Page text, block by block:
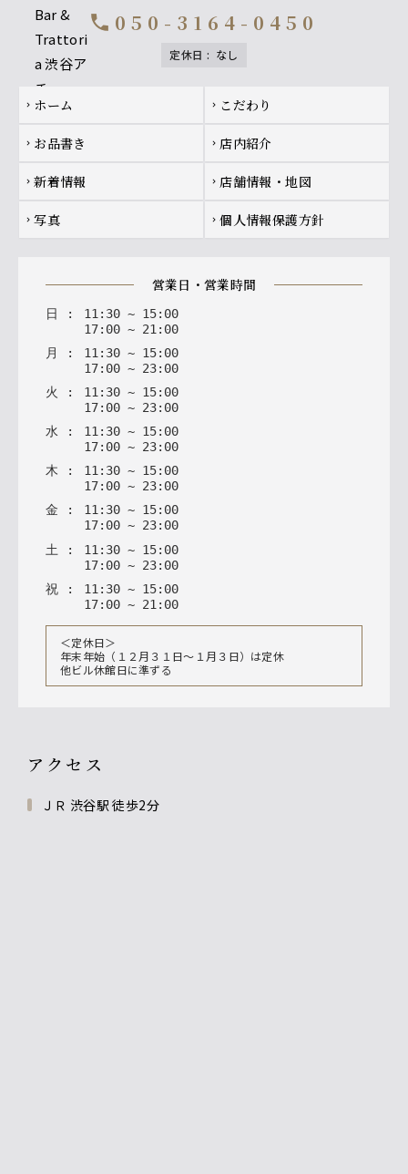
call 050-3164-0450
定休日 : なし
Footer navigation
chevron_right ホーム chevron_right こだわり
chevron_right お品書き chevron_right 店内紹介
chevron_right 新着情報 chevron_right 店舗情報・地図
chevron_right 写真 chevron_right 個人情報保護方針
営業日・営業時間
日 : 11 : 30 ~ 15: 00
17: 00 ~ 21 : 00
月
: 11 : 30 ~ 15: 00
17: 00 ~ 23: 00
火
: 11 : 30 ~ 15: 00
17: 00 ~ 23: 00
水 : 11 : 30 ~ 15: 00
17: 00 ~ 23: 00
木 : 11: 30 ~ 15: 00
17: 00 ~ 23: 00
金 : 11: 30 ~ 15: 00
17: 00 ~ 23: 00
土 : 11 : 30 ~ 15: 00
17: 00 ~ 23: 00
祝 : 11 : 30 ~ 15: 00
17: 00 ~ 21 : 00
＜定休日＞
年末年始（１２月３１日〜１月３日）は定休
他ビル休館日に準ずる
アクセス
ＪＲ 渋谷駅 徒歩2分